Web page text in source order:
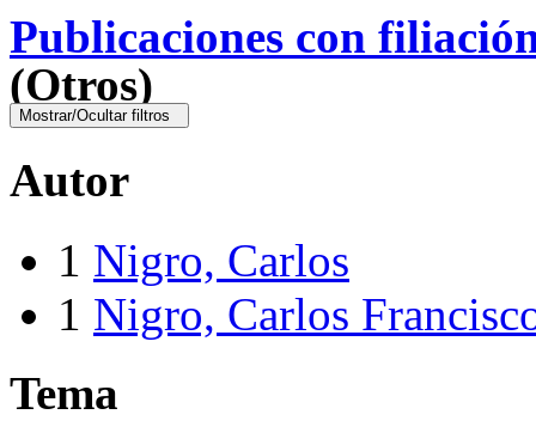
Publicaciones con
(Otros)
Autor
1 Nigro, Carlos
1 Nigro, Carlos
Tema